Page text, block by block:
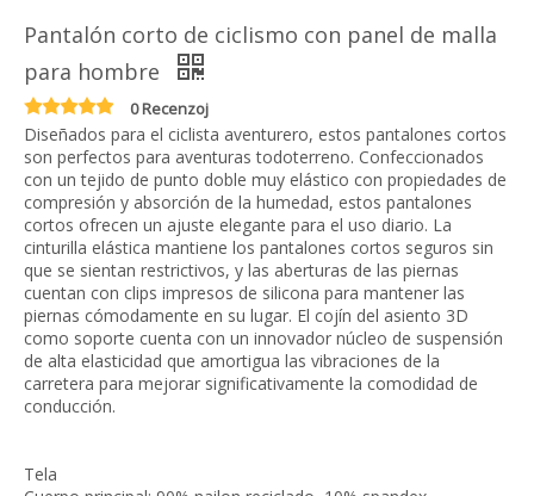
Pantalón corto de ciclismo con panel de malla
para hombre
0 Recenzoj
Diseñados para el ciclista aventurero, estos pantalones cortos
son perfectos para aventuras todoterreno. Confeccionados
con un tejido de punto doble muy elástico con propiedades de
compresión y absorción de la humedad, estos pantalones
cortos ofrecen un ajuste elegante para el uso diario. La
cinturilla elástica mantiene los pantalones cortos seguros sin
que se sientan restrictivos, y las aberturas de las piernas
cuentan con clips impresos de silicona para mantener las
piernas cómodamente en su lugar. El cojín del asiento 3D
como soporte cuenta con un innovador núcleo de suspensión
de alta elasticidad que amortigua las vibraciones de la
carretera para mejorar significativamente la comodidad de
conducción.
Tela